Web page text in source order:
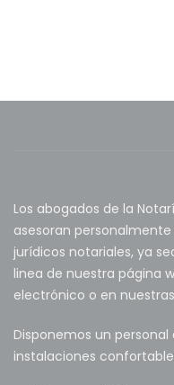
Los abogados de la
asesoran
jurídicos notariales, ya
linea de nuestra página
electrónico o en
Disponemos un
instalaciones